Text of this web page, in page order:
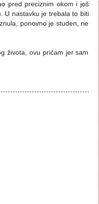
pred preciznim okom i još
U nastavku je trebala to biti
ponovno je studen, ne
života, ovu pričam jer sam